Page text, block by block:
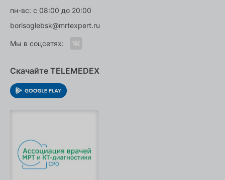
пн-вс: с 08:00 до 20:00
borisoglebsk@mrtexpert.ru
Мы в соцсетях:
Скачайте TELEMEDEX